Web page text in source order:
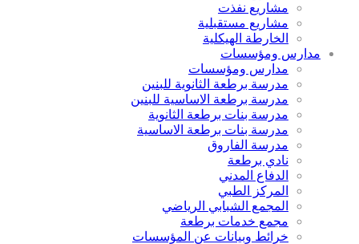
مشاريع نفذت
مشاريع مستقبلية
الخارطة الهيكلية
مدارس ومؤسسات
مدارس ومؤسسات
مدرسة برطعة الثانوية للبنين
مدرسة برطعة الاساسية للبنين
مدرسة بنات برطعة الثانوية
مدرسة بنات برطعة الاساسية
مدرسة الفاروق
نادي برطعة
الدفاع المدني
المركز الطبي
المجمع الشبابي الرياضي
مجمع خدمات برطعة
خرائط وبيانات عن المؤسسات